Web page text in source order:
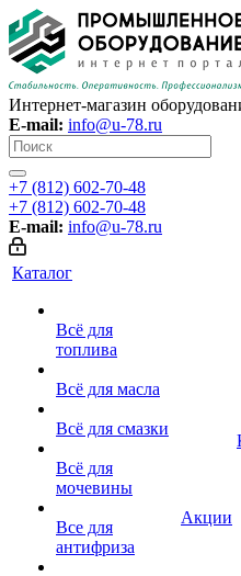
Интернет-магазин
E-mail: info@u-78.ru
+7 (812) 602-70-48
+7 (812) 602-70-48
E-mail: info@u-78.ru
Каталог
Всё для
топлива
Всё для масла
Всё для смазки
Всё для
мочевины
Все для
антифриза
Акции